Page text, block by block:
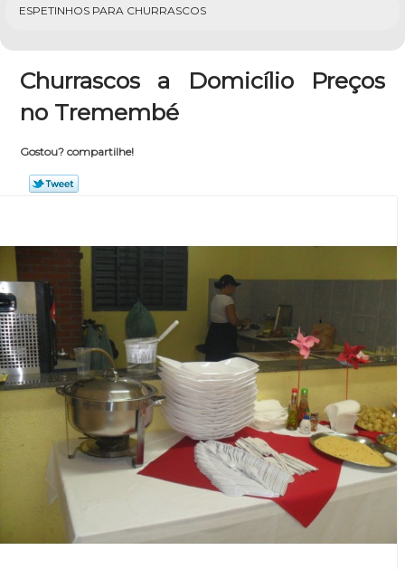
ESPETINHOS PARA CHURRASCOS
Churrascos a Domicílio Preços
no Tremembé
Gostou? compartilhe!